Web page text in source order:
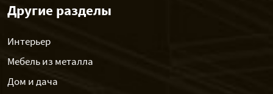
Другие разделы
Интерьер
Мебель из металла
Дом и дача